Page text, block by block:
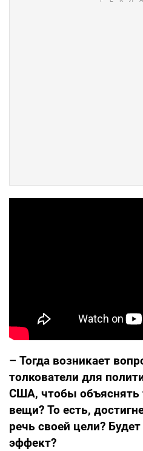
– Тогда возникает
толкователи для
США, чтобы объяснять
вещи? То есть,
речь своей цели?
эффект?